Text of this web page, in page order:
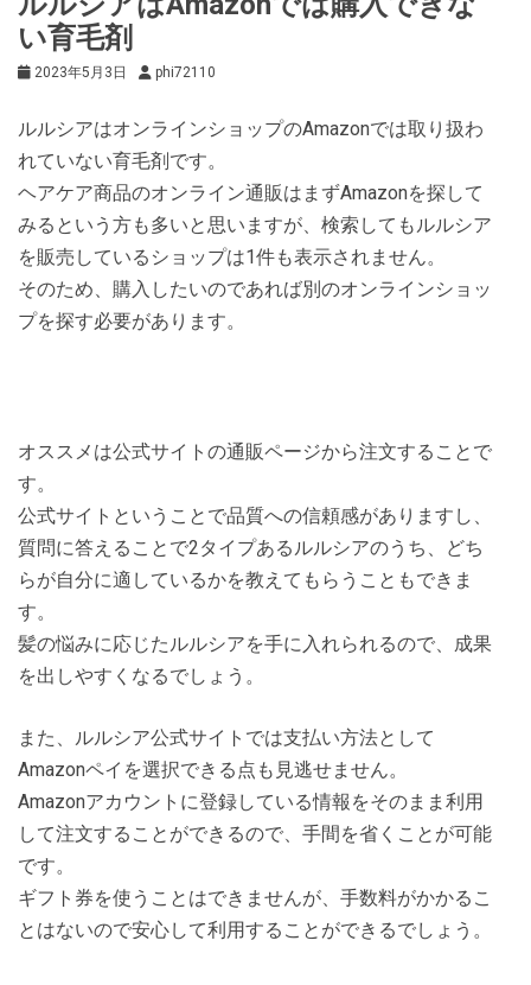
い育毛剤
2023年5月3日 phi72110
ルルシアはオンラインショップのAmazonでは取り扱わ
れていない育毛剤です。
ヘアケア商品のオンライン通販はまずAmazonを探して
みるという方も多いと思いますが、検索してもルルシア
を販売しているショップは1件も表示されません。
そのため、購入したいのであれば別のオンラインショッ
プを探す必要があります。
オススメは公式サイトの通販ページから注文することで
す。
公式サイトということで品質への信頼感がありますし、
質問に答えることで2タイプあるルルシアのうち、どち
らが自分に適しているかを教えてもらうこともできま
す。
髪の悩みに応じたルルシアを手に入れられるので、成果
を出しやすくなるでしょう。
また、ルルシア公式サイトでは支払い方法として
Amazonペイを選択できる点も見逃せません。
Amazonアカウントに登録している情報をそのまま利用
して注文することができるので、手間を省くことが可能
です。
ギフト券を使うことはできませんが、手数料がかかるこ
とはないので安心して利用することができるでしょう。